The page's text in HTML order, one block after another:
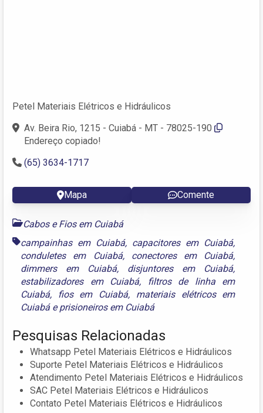
Petel Materiais Elétricos e Hidráulicos
Av. Beira Rio, 1215 - Cuiabá - MT - 78025-190
Endereço copiado!
(65) 3634-1717
Mapa Comente
Cabos e Fios em Cuiabá
campainhas em Cuiabá, capacitores em Cuiabá,
conduletes em Cuiabá, conectores em Cuiabá,
dimmers em Cuiabá, disjuntores em Cuiabá,
estabilizadores em Cuiabá,
filtros de linha em
Cuiabá, fios em Cuiabá, materiais elétricos em
Cuiabáeprisioneiros em Cuiabá
Pesquisas Relacionadas
Whatsapp Petel Materiais Elétricos e Hidráulicos
Suporte Petel Materiais Elétricos e Hidráulicos
Atendimento Petel Materiais Elétricos e Hidráulicos
SAC Petel Materiais Elétricos e Hidráulicos
Contato Petel Materiais Elétricos e Hidráulicos